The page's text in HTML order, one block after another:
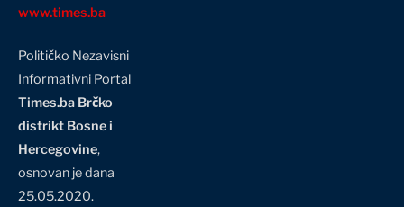
www.times.ba
Političko Nezavisni
Informativni Portal
Times.ba Brčko
distrikt Bosne i
Hercegovine,
osnovan je dana
25.05.2020.